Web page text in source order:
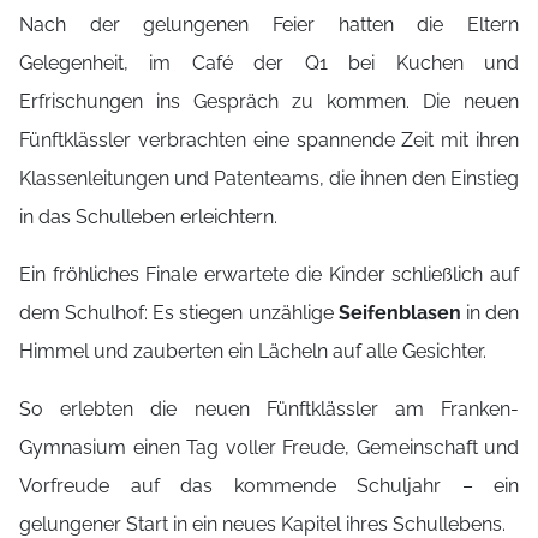
Nach der gelungenen Feier hatten die Eltern
Gelegenheit, im Café der Q1 bei Kuchen und
Erfrischungen ins Gespräch zu kommen. Die neuen
Fünftklässler verbrachten eine spannende Zeit mit ihren
Klassenleitungen und Patenteams, die ihnen den Einstieg
in das Schulleben erleichtern.
Ein fröhliches Finale erwartete die Kinder schließlich auf
dem Schulhof: Es stiegen unzählige Seifenblasen in den
Himmel und zauberten ein Lächeln auf alle Gesichter.
So erlebten die neuen Fünftklässler am Franken-
Gymnasium einen Tag voller Freude, Gemeinschaft und
Vorfreude auf das kommende Schuljahr – ein
gelungener Start in ein neues Kapitel ihres Schullebens.